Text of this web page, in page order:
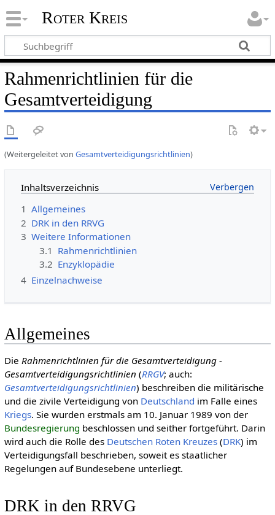
Roter Kreis
Rahmenrichtlinien für die
Gesamtverteidigung
(Weitergeleitet von Gesamtverteidigungsrichtlinien)
Inhaltsverzeichnis
1 Allgemeines
2 DRK in den RRVG
3 Weitere Informationen
3.1 Rahmenrichtlinien
3.2 Enzyklopädie
4 Einzelnachweise
Allgemeines
Die Rahmenrichtlinien für die Gesamtverteidigung -
Gesamtverteidigungsrichtlinien (RRGV; auch:
Gesamtverteidigungsrichtlinien) beschreiben die militärische
und die zivile Verteidigung von Deutschland im Falle eines
Kriegs. Sie wurden erstmals am 10. Januar 1989 von der
Bundesregierung beschlossen und seither fortgeführt. Darin
wird auch die Rolle des Deut­schen Roten Kreu­zes(DRK) im
Verteidigungsfall beschrieben, soweit es staatlicher
Regelungen auf Bundesebene unterliegt.
DRK in den RRVG